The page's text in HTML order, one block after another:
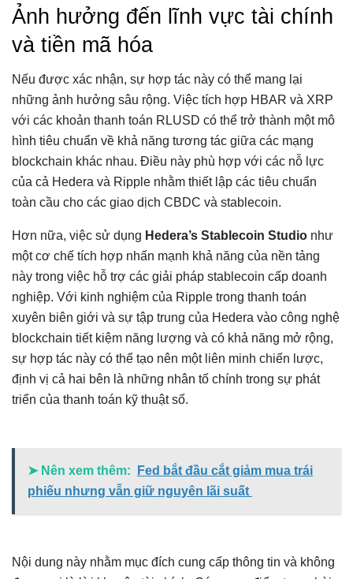
Ảnh hưởng đến lĩnh vực tài chính
và tiền mã hóa
Nếu được xác nhận, sự hợp tác này có thể mang lại
những ảnh hưởng sâu rộng. Việc tích hợp HBAR và XRP
với các khoản thanh toán RLUSD có thể trở thành một mô
hình tiêu chuẩn về khả năng tương tác giữa các mạng
blockchain khác nhau. Điều này phù hợp với các nỗ lực
của cả Hedera và Ripple nhằm thiết lập các tiêu chuẩn
toàn cầu cho các giao dịch CBDC và stablecoin.
Hơn nữa, việc sử dụng Hedera’s Stablecoin Studio như
một cơ chế tích hợp nhấn mạnh khả năng của nền tảng
này trong việc hỗ trợ các giải pháp stablecoin cấp doanh
nghiệp. Với kinh nghiệm của Ripple trong thanh toán
xuyên biên giới và sự tập trung của Hedera vào công nghệ
blockchain tiết kiệm năng lượng và có khả năng mở rộng,
sự hợp tác này có thể tạo nên một liên minh chiến lược,
định vị cả hai bên là những nhân tố chính trong sự phát
triển của thanh toán kỹ thuật số.
➤ Nên xem thêm:
Fed bắt đầu cắt giảm mua trái
phiếu nhưng vẫn giữ nguyên lãi suất
Nội dung này nhằm mục đích cung cấp thông tin và không